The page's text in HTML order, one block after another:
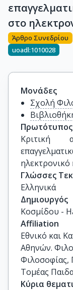
στο
Άρθρο Συνεδρίου
uoadl:1010028
Μονάδες
Σχολή
Πρωτότυπος
Κριτική
ηλεκτρονικό
Γλώσσες
Ελληνικά
Δημιουργός
Κοσμίδου -
Affiliation
Εθνικό και
Αθηνών.
Φιλοσοφίας,
Τομέας
Κύρια